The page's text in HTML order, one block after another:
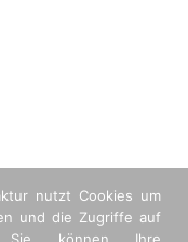
nutzt Cookies um
und die Zugriffe auf